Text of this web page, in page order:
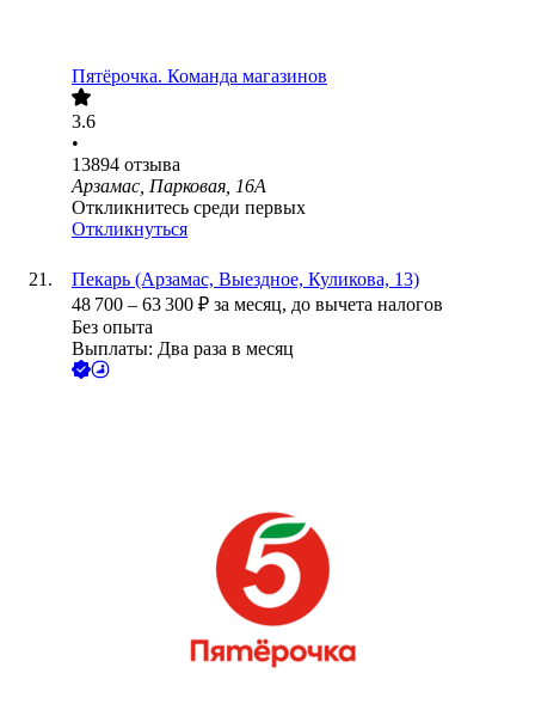
Пятёрочка. Команда магазинов
3.6
•
13894 отзыва
Арзамас, Парковая, 16А
Откликнитесь среди первых
Откликнуться
Пекарь (Арзамас, Выездное, Куликова, 13)
48 700 – 63 300 ₽ за месяц, до вычета налогов
Без опыта
Выплаты: Два раза в месяц